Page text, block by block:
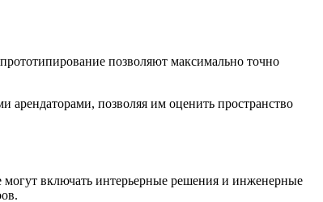
позволяют максимально точно
арендаторами, позволяя им оценить пространство
включать интерьерные решения и инженерные